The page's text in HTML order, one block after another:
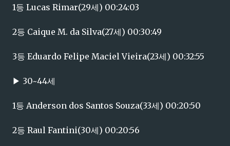
1등 Lucas Rimar(29세) 00:24:03
2등 Caique M. da Silva(27세) 00:30:49
3등 Eduardo Felipe Maciel Vieira(23세) 00:32:55
▶ 30~44세
1등 Anderson dos Santos Souza(33세) 00:20:50
2등 Raul Fantini(30세) 00:20:56